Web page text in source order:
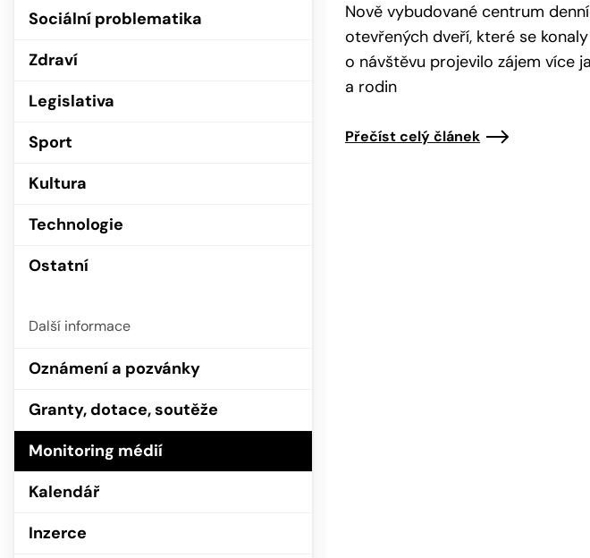
Sociální problematika
Zdraví
Legislativa
Sport
Kultura
Technologie
Ostatní
Další informace
Oznámení a pozvánky
Granty, dotace, soutěže
Monitoring médií
Kalendář
Inzerce
Nově vybudované centrum
otevřených dveří, které se
o návštěvu projevilo zájem více
a rodin
Přečíst celý článek